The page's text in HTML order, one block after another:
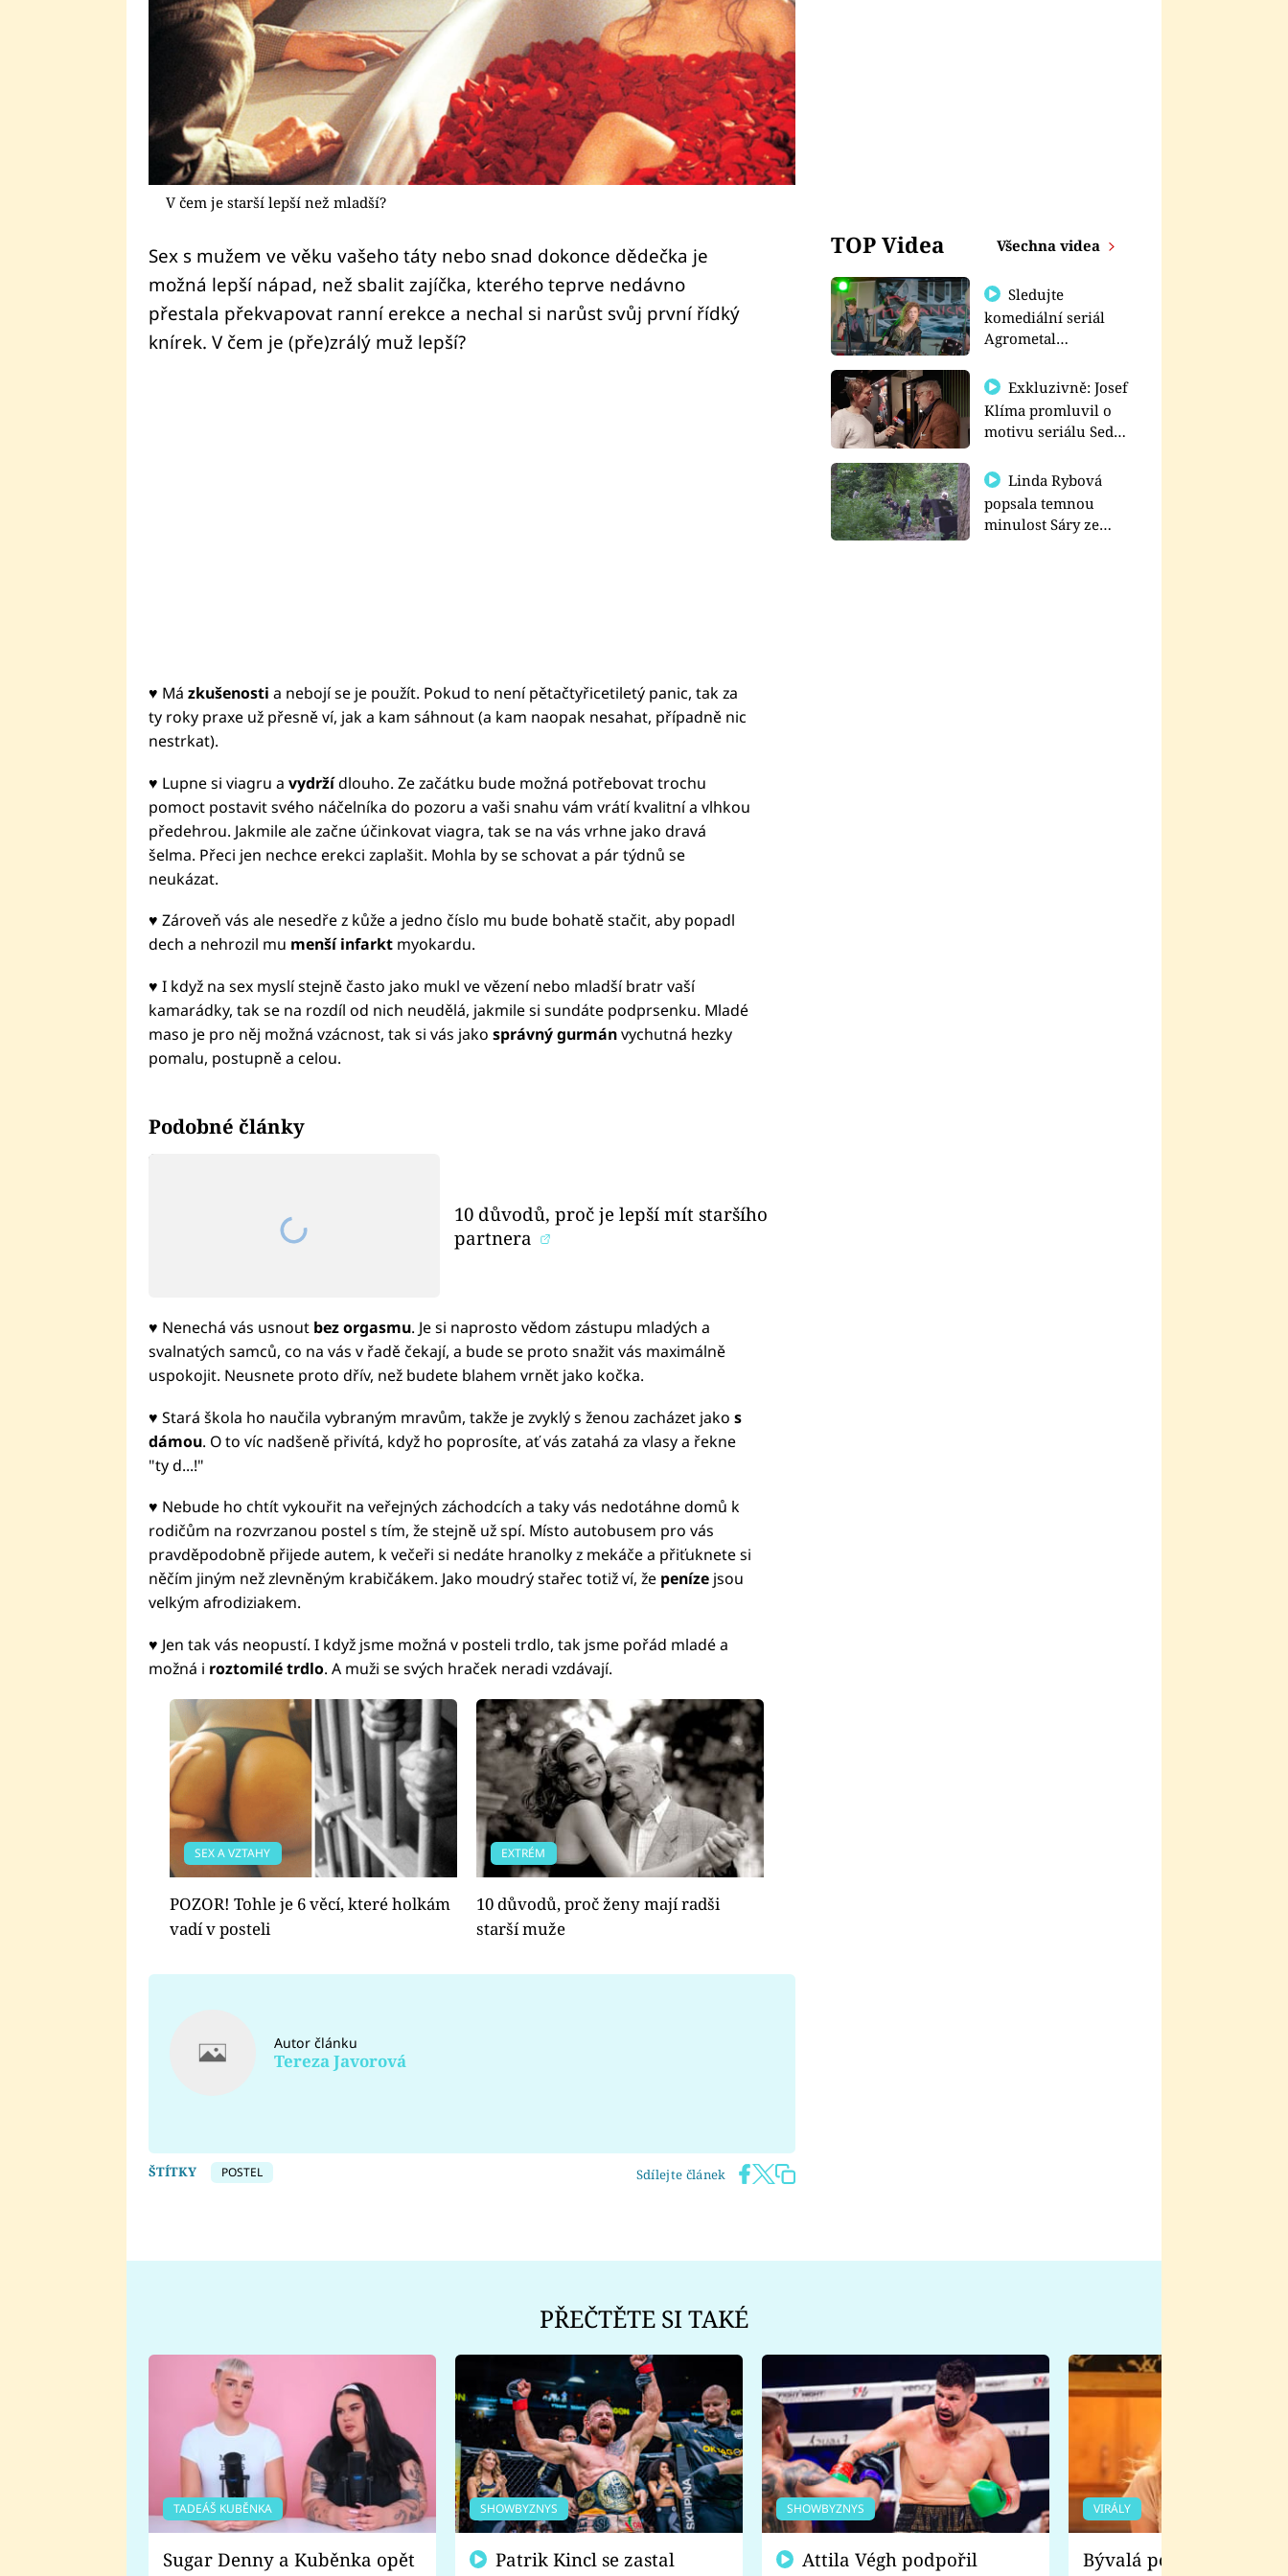
V čem je starší lepší než mladší?
Sex s mužem ve věku vašeho táty nebo snad dokonce dědečka je
možná lepší nápad, než sbalit zajíčka, kterého teprve nedávno
přestala překvapovat ranní erekce a nechal si narůst svůj první řídký
knírek. V čem je (pře)zrálý muž lepší?
♥ Má zkušenosti a nebojí se je použít. Pokud to není pětačtyřicetiletý panic, tak za
ty roky praxe už přesně ví, jak a kam sáhnout (a kam naopak nesahat, případně nic
nestrkat).
♥ Lupne si viagru a vydržídlouho. Ze začátku bude možná potřebovat trochu
pomoct postavit svého náčelníka do pozoru a vaši snahu vám vrátí kvalitní a vlhkou
předehrou. Jakmile ale začne účinkovat viagra, tak se na vás vrhne jako dravá
šelma. Přeci jen nechce erekci zaplašit. Mohla by se schovat a pár týdnů se
neukázat.
♥ Zároveň vás ale nesedře z kůže a jedno číslo mu bude bohatě stačit, aby popadl
dech a nehrozil mu menší infarktmyokardu.
♥ I když na sex myslí stejně často jako mukl ve vězení nebo mladší bratr vaší
kamarádky, tak se na rozdíl od nich neudělá, jakmile si sundáte podprsenku. Mladé
maso je pro něj možná vzácnost, tak si vás jako správný gurmánvychutná hezky
pomalu, postupně a celou.
Podobné články
10 důvodů, proč je lepší mít staršího
partnera
♥ Nenechá vás usnout bez orgasmu. Je si naprosto vědom zástupu mladých a
svalnatých samců, co na vás v řadě čekají, a bude se proto snažit vás maximálně
uspokojit. Neusnete proto dřív, než budete blahem vrnět jako kočka.
♥ Stará škola ho naučila vybraným mravům, takže je zvyklý s ženou zacházet jako s
dámou. O to víc nadšeně přivítá, když ho poprosíte, ať vás zatahá za vlasy a řekne
"ty d...!"
♥ Nebude ho chtít vykouřit na veřejných záchodcích a taky vás nedotáhne domů k
rodičům na rozvrzanou postel s tím, že stejně už spí. Místo autobusem pro vás
pravděpodobně přijede autem, k večeři si nedáte hranolky z mekáče a přiťuknete si
něčím jiným než zlevněným krabičákem. Jako moudrý stařec totiž ví, že penízejsou
velkým afrodiziakem.
♥ Jen tak vás neopustí. I když jsme možná v posteli trdlo, tak jsme pořád mladé a
možná i roztomilé trdlo. A muži se svých hraček neradi vzdávají.
SEX A VZTAHY
POZOR! Tohle je 6 věcí, které holkám
vadí v posteli
EXTRÉM
10 důvodů, proč ženy mají radši
starší muže
Autor článku
Tereza Javorová
Sdílejte článek
ŠTÍTKY POSTEL
TOP Videa Všechna videa
Sledujte
komediální seriál
Agrometal
prima+
Exkluzivně: Josef
Klíma promluvil o
motivu seriálu Sedm
Linda Rybová
popsala temnou
minulost Sáry ze
PŘEČTĚTE SI TAKÉ
TADEÁŠ KUBĚNKA
Sugar Denny a Kuběnka opět
SHOWBYZNYS SHOWBYZNYS VIRÁLY
Bývalá pornoherečka